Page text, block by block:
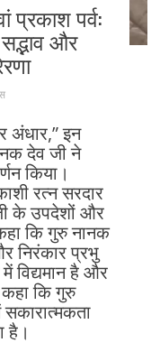
प्रकाश पर्व:
और
अंधार,” इन
देव जी ने
किया।
रत्न सरदार
के उपदेशों और
कि गुरु नानक
निरंकार प्रभु
है और
कहा कि गुरु
है।